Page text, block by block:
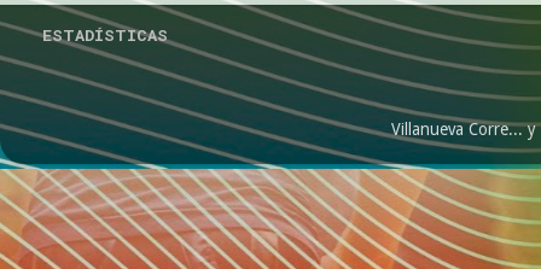
ESTADÍSTICAS
Villanueva Corre...